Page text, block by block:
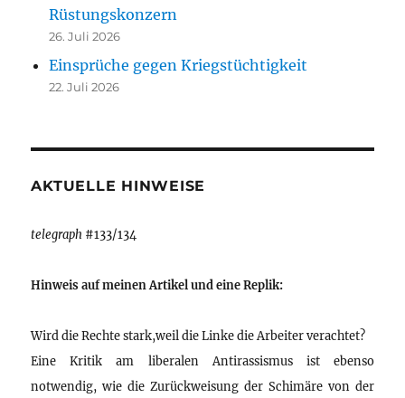
Rüstungskonzern
26. Juli 2026
Einsprüche gegen Kriegstüchtigkeit
22. Juli 2026
AKTUELLE HINWEISE
telegraph #133/134
Hinweis auf meinen Artikel und eine Replik:
Wird die Rechte stark,weil die Linke die Arbeiter verachtet?
Eine Kritik am liberalen Antirassismus ist ebenso
notwendig, wie die Zurückweisung der Schimäre von der